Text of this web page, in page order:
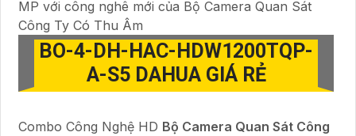
MP với công nghê mới của Bộ Camera Quan Sát
Công Ty Có Thu Âm
BO-4- DH-HAC-HDW1200TQP-
A-S5 DAHUA GIÁ RẺ
Combo Công Nghệ HD Bộ Camera Quan Sát Công